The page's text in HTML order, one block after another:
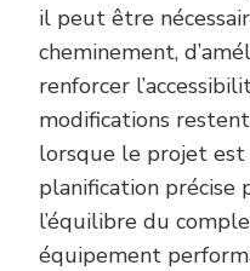
il peut être
cheminement,
renforcer
modifications
lorsque le projet est
planification précise
l’équilibre du
équipement